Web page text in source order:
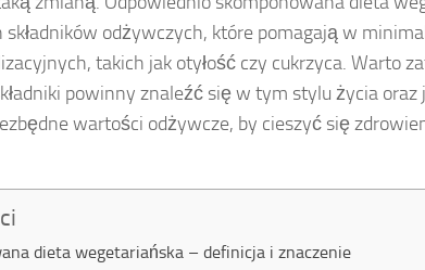
składników odżywczych, które pomagają w
takich jak otyłość czy cukrzyca. Warto
powinny znaleźć się w tym stylu życia oraz
wartości odżywcze, by cieszyć się
dieta wegetariańska – definicja i znaczenie